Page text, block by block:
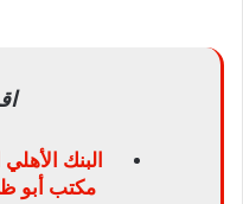
البنك
مكتب أبو